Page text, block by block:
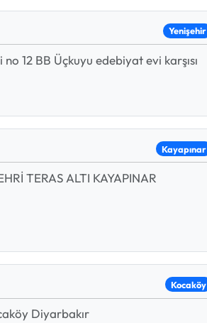
Yenişehir
12 BB Üçkuyu edebiyat evi karşısı
Kayapınar
TERAS ALTI KAYAPINAR
Kocaköy
Diyarbakır